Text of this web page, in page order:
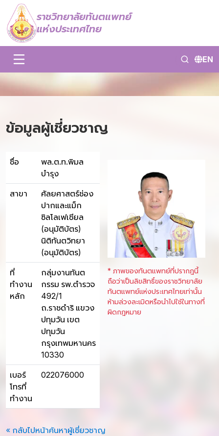
ราชวิทยาลัยทันตแพทย์
แห่งประเทศไทย
EN
ข้อมูลผู้เชี่ยวชาญ
ชื่อ
พล.ต.ท.พิมล
บำรุง
สาขา
ศัลยศาสตร์ช่อง
ปากและแม็ก
ซิลโลเฟเชียล
(อนุมัติบัตร)
นิติทันตวิทยา
(อนุมัติบัตร)
ที่
ทำงาน
หลัก
กลุ่มงานทันต
กรรม รพ.ตำรวจ
492/1
ถ.ราชดำริ แขวง
ปทุมวัน เขต
ปทุมวัน
กรุงเทพมหานคร
10330
เบอร์
โทรที่
ทำงาน
022076000
* ภาพของทันตแพทย์ที่ปรากฎนี้
ถือว่าเป็นลิขสิทธิ์ของราชวิทยาลัย
ทันตแพทย์แห่งประเทศไทยเท่านั้น
ห้ามล่วงละเมิดหรือนำไปใช้ในทางที่
ผิดกฎหมาย
« กลับไปหน้าค้นหาผู้เชี่ยวชาญ